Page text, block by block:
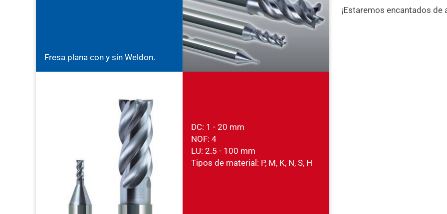
Fresa plana con y sin Weldon.
DC: 1 - 20 mm
NOF: 4
LU: 2.5 - 100 mm
Tipos de material: P, M, K, N, S, H
¡Estaremos encantados de